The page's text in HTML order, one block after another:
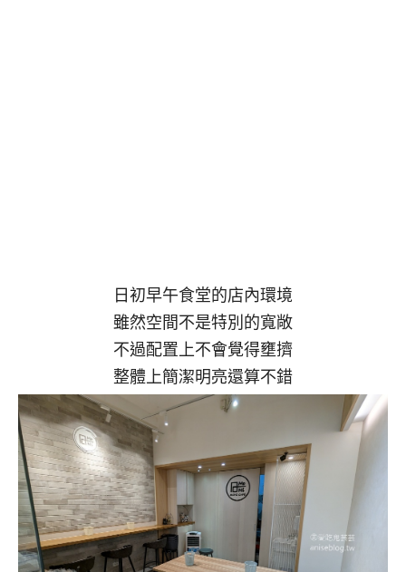
日初早午食堂的店內環境
雖然空間不是特別的寬敞
不過配置上不會覺得壅擠
整體上簡潔明亮還算不錯